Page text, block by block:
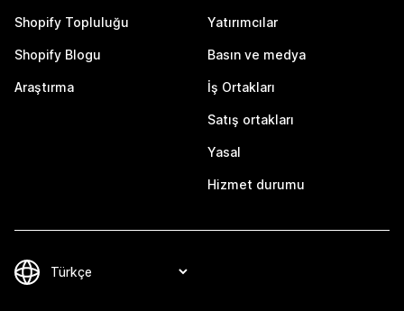
Shopify Topluluğu
Shopify Blogu
Araştırma
Yatırımcılar
Basın ve medya
İş Ortakları
Satış ortakları
Yasal
Hizmet durumu